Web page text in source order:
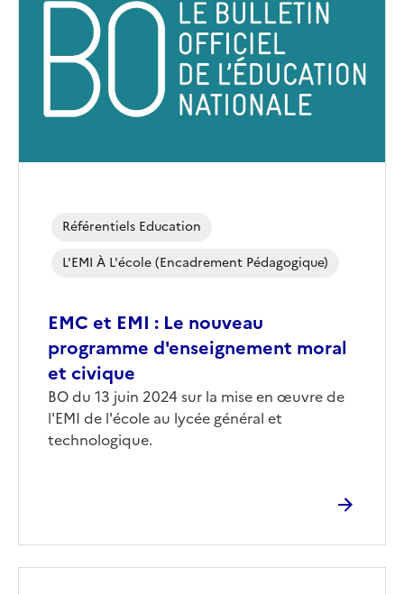
EMC et EMI : Le nouveau
programme d'enseignement moral
et civique
Corps
BO du 13 juin 2024 sur la mise en œuvre de
l'EMI de l'école au lycée général et
technologique.
Référentiels Education
L'EMI À L'école (encadrement Pédagogique)
couverture
(conseillée)